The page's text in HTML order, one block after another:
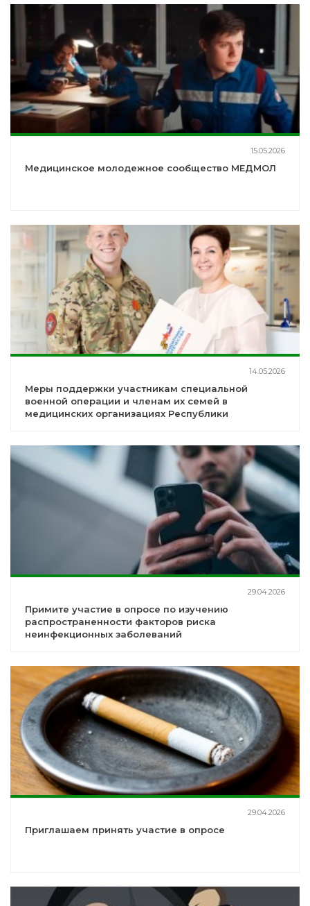
15.05.2026
Медицинское молодежное сообщество МЕДМОЛ
14.05.2026
Меры поддержки участникам специальной
военной операции и членам их семей в
медицинских организациях Республики
29.04.2026
Примите участие в опросе по изучению
распространенности факторов риска
неинфекционных заболеваний
29.04.2026
Приглашаем принять участие в опросе